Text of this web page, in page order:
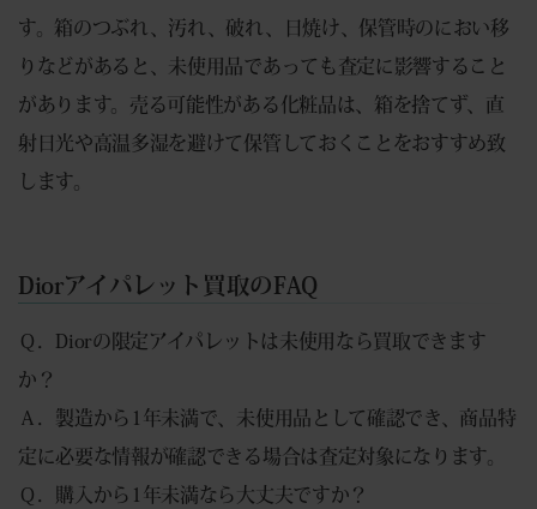
す。箱のつぶれ、汚れ、破れ、日焼け、保管時のにおい移
りなどがあると、未使用品であっても査定に影響すること
があります。売る可能性がある化粧品は、箱を捨てず、直
射日光や高温多湿を避けて保管しておくことをおすすめ致
します。
Diorアイパレット買取のFAQ
Ｑ．Diorの限定アイパレットは未使用なら買取できます
か？
Ａ．製造から1年未満で、未使用品として確認でき、商品特
定に必要な情報が確認できる場合は査定対象になります。
Ｑ．購入から1年未満なら大丈夫ですか？